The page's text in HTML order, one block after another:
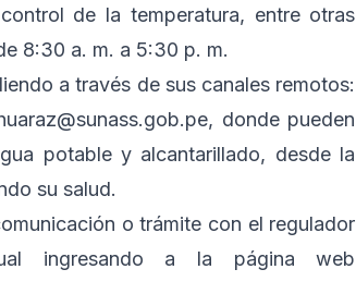
de la temperatura, entre otras
8:30 a. m. a 5:30 p. m.
a través de sus canales remotos:
donde pueden
potable y alcantarillado, desde la
su salud.
o trámite con el regulador
ingresando a la página web